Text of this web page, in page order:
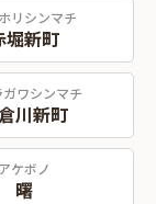
リシンマチ
堀新町
ガワシンマチ
川新町
アケボノ
曙